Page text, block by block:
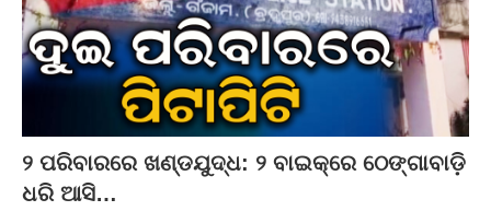
୨ ପରିବାରରେ ଖଣ୍ଡଯୁଦ୍ଧ: ୨ ବାଇକ୍‌ରେ ଠେଙ୍ଗାବାଡ଼ି
ଧରି ଆସି…